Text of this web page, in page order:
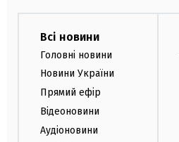
Всі новини
Головні новини
Новини України
Прямий ефір
Відеоновини
Аудіоновини